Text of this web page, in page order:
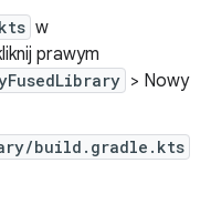
w
prawym
> Nowy
build.gradle.kts